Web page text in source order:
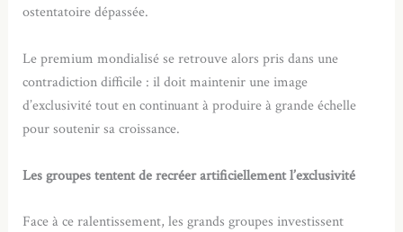
ostentatoire dépassée.
Le premium mondialisé se retrouve alors pris dans une
contradiction difficile : il doit maintenir une image
d’exclusivité tout en continuant à produire à grande échelle
pour soutenir sa croissance.
Les groupes tentent de recréer artificiellement l’exclusivité
Face à ce ralentissement, les grands groupes investissent